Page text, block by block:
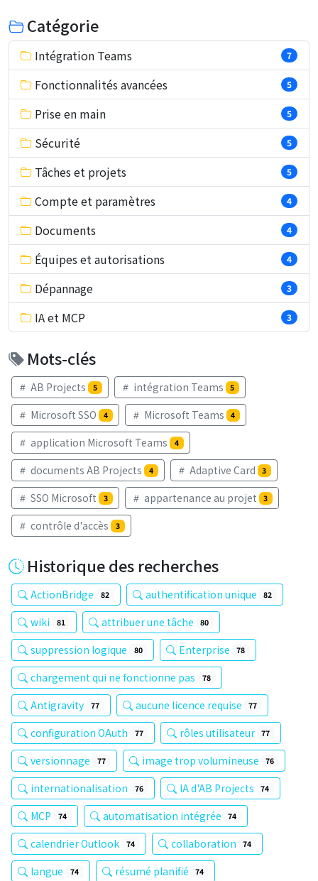
Catégorie
Intégration Teams 7
Fonctionnalités avancées 5
Prise en main 5
Sécurité 5
Tâches et projets 5
Compte et paramètres 4
Documents 4
Équipes et autorisations 4
Dépannage 3
IA et MCP 3
Mots-clés
AB Projects 5 intégration Teams 5
Microsoft SSO 4 Microsoft Teams 4
application Microsoft Teams 4
documents AB Projects 4 Adaptive Card 3
SSO Microsoft 3 appartenance au projet 3
contrôle d'accès 3
Historique des recherches
ActionBridge 82 authentification unique 82
wiki 81 attribuer une tâche 80
suppression logique 80 Enterprise 78
chargement qui ne fonctionne pas 78
Antigravity 77 aucune licence requise 77
configuration OAuth 77 rôles utilisateur 77
versionnage 77 image trop volumineuse 76
internationalisation 76 IA d'AB Projects 74
MCP 74 automatisation intégrée 74
calendrier Outlook 74 collaboration 74
langue 74 résumé planifié 74